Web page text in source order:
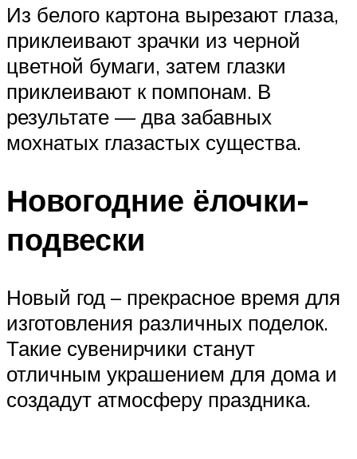
Из белого картона вырезают глаза,
приклеивают зрачки из черной
цветной бумаги, затем глазки
приклеивают к помпонам. В
результате — два забавных
мохнатых глазастых существа.
Новогодние ёлочки-
подвески
Новый год – прекрасное время для
изготовления различных поделок.
Такие сувенирчики станут
отличным украшением для дома и
создадут атмосферу праздника.